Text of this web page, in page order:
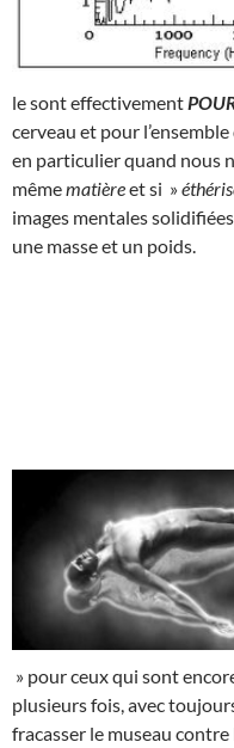
le sont effectivement
cerveau et pour
en particulier quand nous
mêmematièreet si »
images mentales
une masse et un poids.
» pour ceux qui sont
plusieurs fois, avec
fracasser le museau